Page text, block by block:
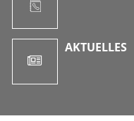
AKTUELLES